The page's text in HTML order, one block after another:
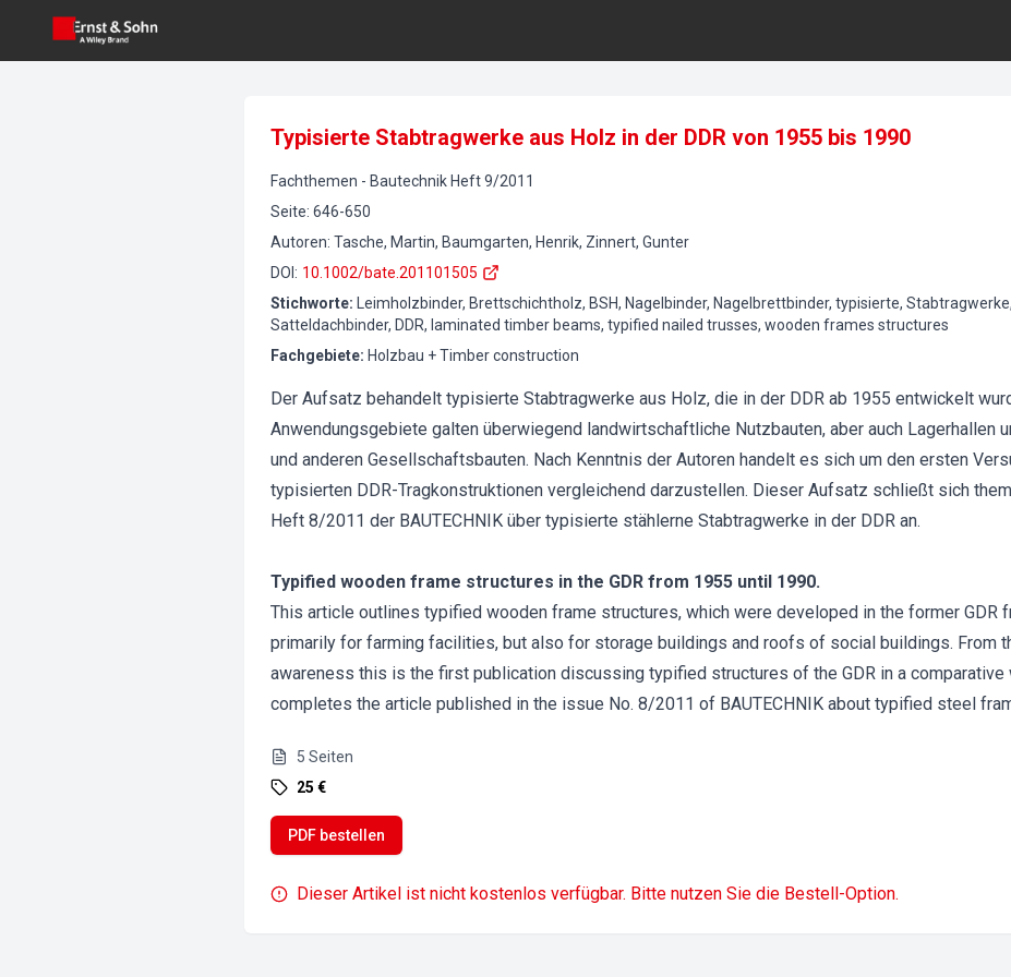
Typisierte Stabtragwerke aus Holz in der DDR von 1955 bis 1990
Fachthemen - Bautechnik Heft9/2011
Seite: 646-650
Autoren: Tasche, Martin, Baumgarten, Henrik, Zinnert, Gunter
DOI : 10.1002/bate.201101505
Stichworte:
Leimholzbinder, Brettschichtholz, BSH, Nagelbinder, Nagelbrettbinder, typisierte,
Satteldachbinder, DDR, laminated timber beams, typified nailed trusses, wooden frames structures
Fachgebiete: Holzbau + Timber construction
Der Aufsatz behandelt typisierte Stabtragwerke aus Holz, die in der DDR ab 1955 entwickelt
Anwendungsgebiete galten überwiegend landwirtschaftliche Nutzbauten, aber auch Lagerhallen
und anderen Gesellschaftsbauten. Nach Kenntnis der Autoren handelt es sich um den ersten
typisierten DDR-Tragkonstruktionen vergleichend darzustellen. Dieser Aufsatz schließt sich
Heft 8/2011 der BAUTECHNIK über typisierte stählerne Stabtragwerke in der DDR an.
Typified wooden frame structures in the GDR from 1955 until 1990.
This article outlines typified wooden frame structures, which were developed in the former GDR
primarily for farming facilities, but also for storage buildings and roofs of social buildings. From
awareness this is the first publication discussing typified structures of the GDR in a comparative
completes the article published in the issue No. 8/2011 of BAUTECHNIK about typified steel
5 Seiten
25 €
PDF bestellen
Dieser Artikel ist nicht kostenlos verfügbar. Bitte nutzen Sie die Bestell-Option.